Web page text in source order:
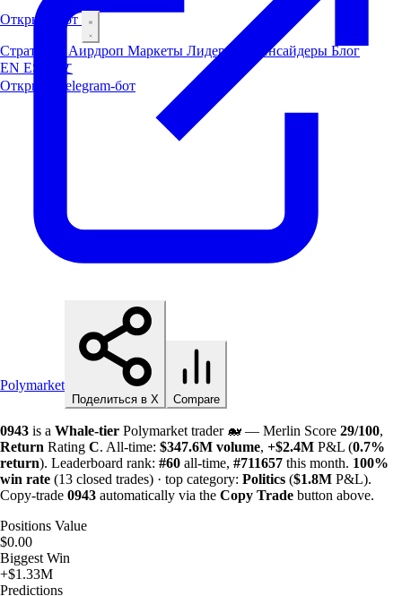
Открыть бот
Стратегии Аирдроп Маркеты Лидерборд Инсайдеры Блог
EN ES
中文
Открыть Telegram-бот
Polymarket
Поделиться в X Compare
0943 is a Whale-tier Polymarket trader 🐋 — Merlin Score 29/100,
Return Rating C. All-time: $347.6M volume, +$2.4M P&L (0.7%
return). Leaderboard rank: #60 all-time, #711657 this month. 100%
win rate (13 closed trades) · top category: Politics ($1.8M P&L).
Copy-trade 0943 automatically via the Copy Trade button above.
Positions Value
$0.00
Biggest Win
+$1.33M
Predictions